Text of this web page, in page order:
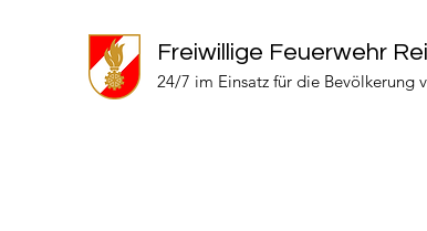
Freiwillige Feuerwehr
24/7 im Einsatz für die Bevölkerung